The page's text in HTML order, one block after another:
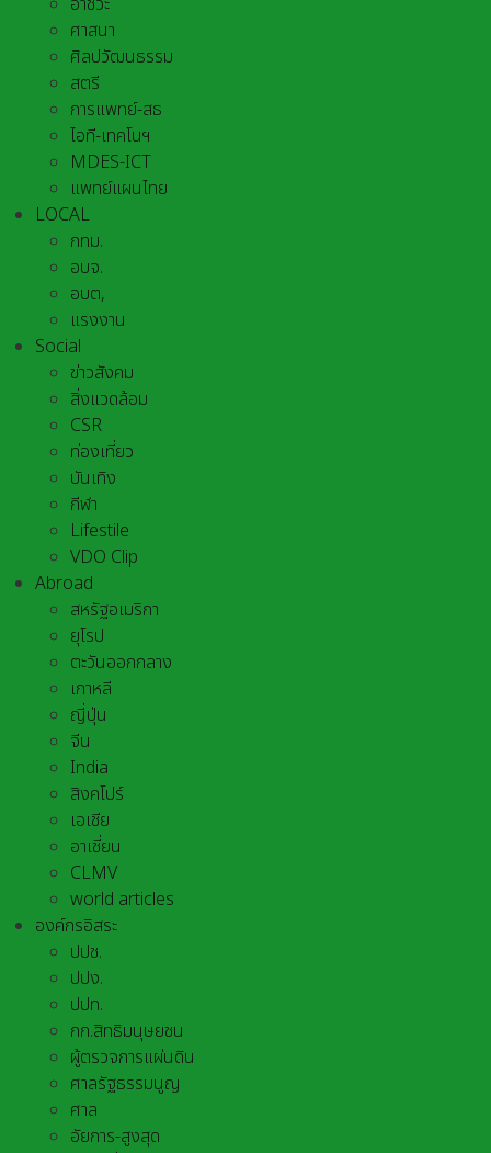
ศาสนา
ศิลปวัฒนธรรม
สตรี
การแพทย์-สธ
ไอที-เทคโนฯ
MDES-ICT
แพทย์แผนไทย
LOCAL
กทม.
อบจ.
อบต,
แรงงาน
Social
ข่าวสังคม
สิ่งแวดล้อม
CSR
ท่องเที่ยว
บันเทิง
กีฬา
Lifestile
VDO Clip
Abroad
สหรัฐอเมริกา
ยุโรป
ตะวันออกกลาง
เกาหลี
ญี่ปุ่น
จีน
India
สิงคโปร์
เอเชีย
อาเชี่ยน
CLMV
world articles
องค์กรอิสระ
ปปช.
ปปง.
ปปท.
กก.สิทธิมนุษยชน
ผู้ตรวจการแผ่นดิน
ศาลรัฐธรรมนูญ
ศาล
อัยการ-สูงสุด